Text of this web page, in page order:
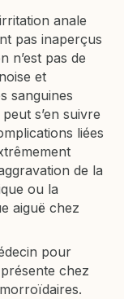
anale
pas inaperçus
n’est pas de
et
sanguines
s’en suivre
liées
de la
ou la
aiguë chez
pour
chez